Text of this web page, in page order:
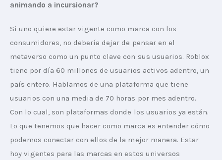
animando a incursionar?
Si uno quiere estar vigente como marca con los
consumidores, no debería dejar de pensar en el
metaverso como un punto clave con sus usuarios. Roblox
tiene por día 60 millones de usuarios activos adentro, un
país entero. Hablamos de una plataforma que tiene
usuarios con una media de 70 horas por mes adentro.
Con lo cual, son plataformas donde los usuarios ya están.
Lo que tenemos que hacer como marca es entender cómo
podemos conectar con ellos de la mejor manera. Estar
hoy vigentes para las marcas en estos universos